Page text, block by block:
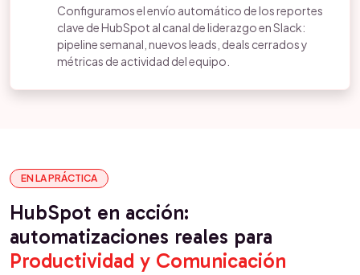
Configuramos el envío automático de los reportes
clave de HubSpot al canal de liderazgo en Slack:
pipeline semanal, nuevos leads, deals cerrados y
métricas de actividad del equipo.
EN LA PRÁCTICA
HubSpot en acción:
automatizaciones reales para
Productividad y Comunicación